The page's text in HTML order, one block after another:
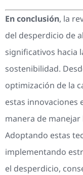
En conclusión, la
del desperdicio de
significativos hacia
sostenibilidad.
optimización de la
estas
manera de
Adoptando estas
implementando
el desperdicio,